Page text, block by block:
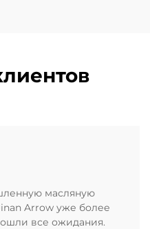
масляную
Arrow уже более
все ожидания.